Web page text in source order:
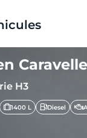
Caravelle
H3
1400 L Diesel